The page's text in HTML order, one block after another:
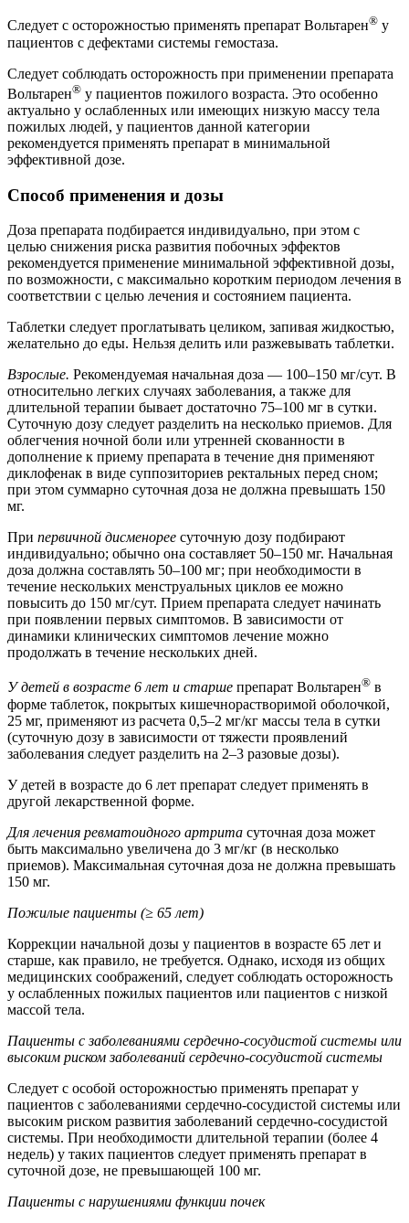
Следует с осторожностью применять препарат Вольтарен® у
пациентов с дефектами системы гемостаза.
Следует соблюдать осторожность при применении препарата
Вольтарен® у пациентов пожилого возраста. Это особенно
актуально у ослабленных или имеющих низкую массу тела
пожилых людей, у пациентов данной категории
рекомендуется применять препарат в минимальной
эффективной дозе.
Способ применения и дозы
Доза препарата подбирается индивидуально, при этом с
целью снижения риска развития побочных эффектов
рекомендуется применение минимальной эффективной дозы,
по возможности, с максимально коротким периодом лечения в
соответствии с целью лечения и состоянием пациента.
Таблетки следует проглатывать целиком, запивая жидкостью,
желательно до еды. Нельзя делить или разжевывать таблетки.
Взрослые. Рекомендуемая начальная доза — 100–150 мг/сут. В
относительно легких случаях заболевания, а также для
длительной терапии бывает достаточно 75–100 мг в сутки.
Суточную дозу следует разделить на несколько приемов. Для
облегчения ночной боли или утренней скованности в
дополнение к приему препарата в течение дня применяют
диклофенак в виде суппозиториев ректальных перед сном;
при этом суммарно суточная доза не должна превышать 150
мг.
При первичной дисменорее суточную дозу подбирают
индивидуально; обычно она составляет 50–150 мг. Начальная
доза должна составлять 50–100 мг; при необходимости в
течение нескольких менструальных циклов ее можно
повысить до 150 мг/сут. Прием препарата следует начинать
при появлении первых симптомов. В зависимости от
динамики клинических симптомов лечение можно
продолжать в течение нескольких дней.
У детей в возрасте 6 лет и старше препарат Вольтарен® в
форме таблеток, покрытых кишечнорастворимой оболочкой,
25 мг, применяют из расчета 0,5–2 мг/кг массы тела в сутки
(суточную дозу в зависимости от тяжести проявлений
заболевания следует разделить на 2–3 разовые дозы).
У детей в возрасте до 6 лет препарат следует применять в
другой лекарственной форме.
Для лечения ревматоидного артрита суточная доза может
быть максимально увеличена до 3 мг/кг (в несколько
приемов). Максимальная суточная доза не должна превышать
150 мг.
Пожилые пациенты (≥ 65 лет)
Коррекции начальной дозы у пациентов в возрасте 65 лет и
старше, как правило, не требуется. Однако, исходя из общих
медицинских соображений, следует соблюдать осторожность
у ослабленных пожилых пациентов или пациентов с низкой
массой тела.
Пациенты с заболеваниями сердечно-сосудистой системы или
высоким риском заболеваний сердечно-сосудистой системы
Следует с особой осторожностью применять препарат у
пациентов с заболеваниями сердечно-сосудистой системы или
высоким риском развития заболеваний сердечно-сосудистой
системы. При необходимости длительной терапии (более 4
недель) у таких пациентов следует применять препарат в
суточной дозе, не превышающей 100 мг.
Пациенты с нарушениями функции почек